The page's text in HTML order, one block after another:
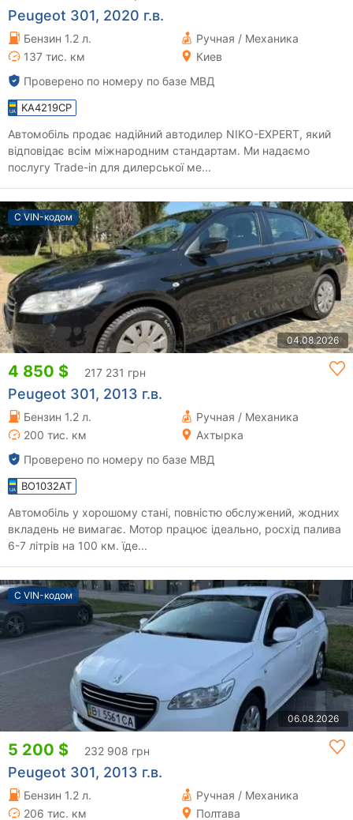
Peugeot 301, 2020 г.в.
Бензин 1.2 л.
Ручная / Механика
137 тис. км
Киев
Проверено по номеру по базе МВД
KA4219CP
Автомобіль продає надійний автодилер NIKO-EXPERT, який
відповідає всім міжнародним стандартам. Ми надаємо
послугу Trade-in для дилерської ме...
С VIN-кодом
04.08.2026
4 850 $ 217 231 грн
Peugeot 301, 2013 г.в.
Бензин 1.2 л.
Ручная / Механика
200 тис. км
Ахтырка
Проверено по номеру по базе МВД
BO1032AT
Автомобіль у хорошому стані, повністю обслужений, жодних
вкладень не вимагає. Мотор працює ідеально, росхід палива
6-7 літрів на 100 км. їде...
С VIN-кодом
06.08.2026
5 200 $ 232 908 грн
Peugeot 301, 2013 г.в.
Бензин 1.2 л.
Ручная / Механика
206 тис. км
Полтава